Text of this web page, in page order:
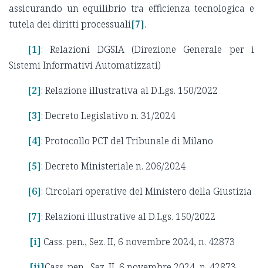
assicurando un equilibrio tra efficienza tecnologica e
tutela dei diritti processuali[7].
[1]: Relazioni DGSIA (Direzione Generale per i
Sistemi Informativi Automatizzati)
[2]: Relazione illustrativa al D.Lgs. 150/2022
[3]: Decreto Legislativo n. 31/2024
[4]: Protocollo PCT del Tribunale di Milano
[5]: Decreto Ministeriale n. 206/2024
[6]: Circolari operative del Ministero della Giustizia
[7]: Relazioni illustrative al D.Lgs. 150/2022
[i] Cass. pen., Sez. II, 6 novembre 2024, n. 42873